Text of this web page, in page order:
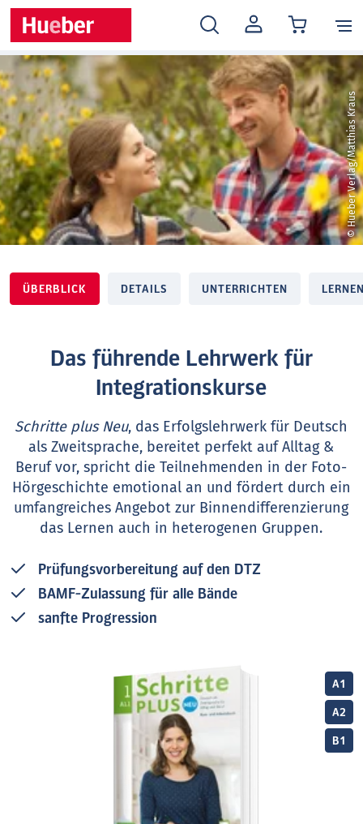
MEIN
KONTO
© Hueber Verlag/Matthias Kraus
ÜBERBLICK DETAILS UNTERRICHTEN
A1
A2
B1
Das führende Lehrwerk für
Integrationskurse
Schritte plus Neu, das Erfolgslehrwerk für Deutsch
als Zweitsprache, bereitet perfekt auf Alltag &
Beruf vor, spricht die Teilnehmenden in der Foto-
Hörgeschichte emotional an und fördert durch ein
umfangreiches Angebot zur Binnendifferenzierung
das Lernen auch in heterogenen Gruppen.
Prüfungsvorbereitung auf den DTZ
BAMF-Zulassung für alle Bände
sanfte Progression